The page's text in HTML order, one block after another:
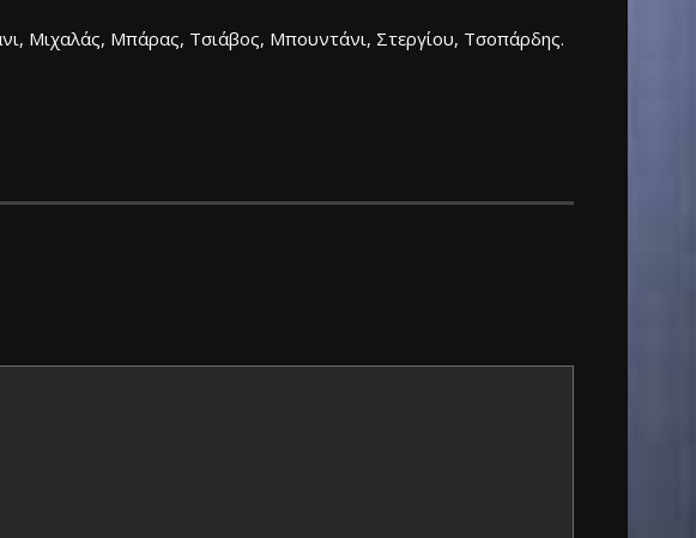
Μιχαλάς, Μπάρας, Τσιάβος, Μπουντάνι, Στεργίου, Τσοπάρδης.